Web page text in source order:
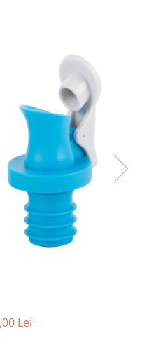
Lei